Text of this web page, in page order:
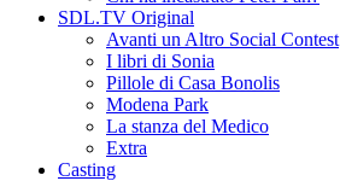
SDL.TV Original
Avanti un Altro Social Contest
I libri di Sonia
Pillole di Casa Bonolis
Modena Park
La stanza del Medico
Extra
Casting